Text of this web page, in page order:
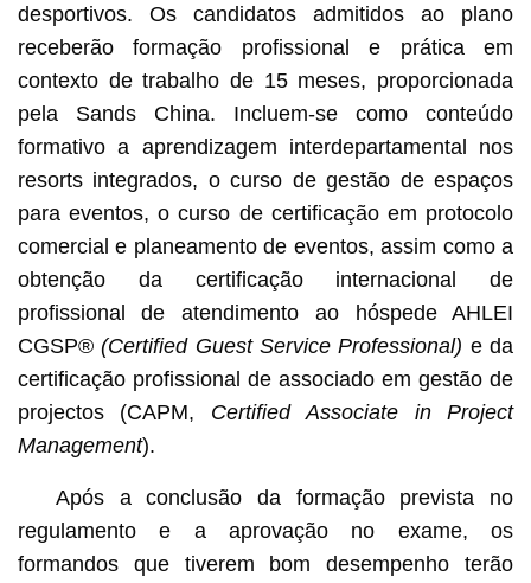
desportivos. Os candidatos admitidos ao plano
receberão formação profissional e prática em
contexto de trabalho de 15 meses, proporcionada
pela Sands China. Incluem-se como conteúdo
formativo a aprendizagem interdepartamental nos
resorts integrados, o curso de gestão de espaços
para eventos, o curso de certificação em protocolo
comercial e planeamento de eventos, assim como a
obtenção da certificação internacional de
profissional de atendimento ao hóspede AHLEI
CGSP®(Certified Guest Service Professional) e da
certificação profissional de associado em gestão de
projectos (CAPM, Certified Associate in Project
Management).
Após a conclusão da formação prevista no
regulamento e a aprovação no exame, os
formandos que tiverem bom desempenho terão